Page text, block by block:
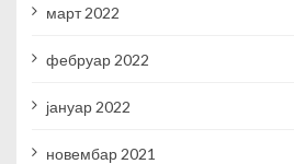
март 2022
фебруар 2022
јануар 2022
новембар 2021